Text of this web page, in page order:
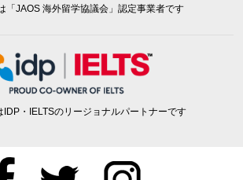
「JAOS 海外留学協議会」認定事業者です
IDP・IELTSのリージョナルパートナーです